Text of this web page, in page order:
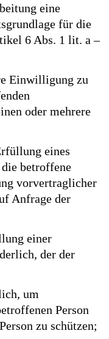
eine
für die
6 Abs. 1 lit. a –
Einwilligung zu
oder mehrere
eines
die betroffene
vorvertraglicher
Anfrage der
einer
der der
um
Person
zu schützen;